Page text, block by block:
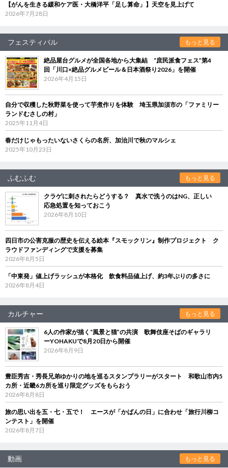
【がんを生きる緩和ケア医・大橋洋平「足し算命」】天空を見上げて
2026年7月28日
フェスティバル もっと見る
絶品屋台グルメが全国各地から大集結 “庶民派食フェス”第4
回「川口×絶品グルメビール＆日本酒祭り2026」を開催
2026年4月15日
自分で収穫した秋野菜を使って芋煮作りを体験 埼玉県加須市の「ファミリー
ランドむさしの村」
2025年11月4日
春だけじゃもったいないさくらの名所、加治川で秋のマルシェ
2025年10月23日
ふむふむ もっと見る
クラゲに刺されたらどうする？ 真水で洗うのはNG、正しい
応急処置を知っておこう
2026年8月10日
四日市の公害克服の歴史を伝える絵本『スモックリン』制作プロジェクト ク
ラウドファンディングで支援を募集
2026年8月5日
「中東発」値上げラッシュが本格化 飲食料品値上げ、約3年ぶりの多さに
2026年8月4日
カルチャー もっと見る
6人の作家が描く“風景と猫”の共演 歌舞伎座そばのギャラリ
ーYOHAKUで8月20日から開催
2026年8月9日
豊臣秀吉・秀長兄弟ゆかりの地を巡るスタンプラリーがスタート 和歌山市内5
カ所・近畿6カ所を巡り限定グッズをもらおう
2026年8月8日
旅の思い出を五・七・五で！ エースが「かばんの日」に合わせ「旅行川柳コ
ンテスト」を開催
2026年8月7日
動画 もっと見る